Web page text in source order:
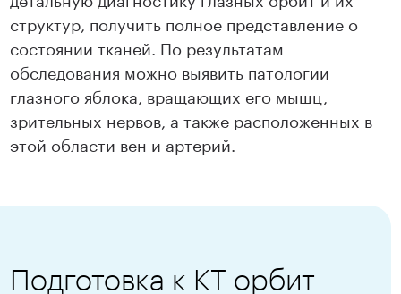
структур, получить полное представление о
состоянии тканей. По результатам
обследования можно выявить патологии
глазного яблока, вращающих его мышц,
зрительных нервов, а также расположенных в
этой области вен и артерий.
Подготовка к КТ орбит